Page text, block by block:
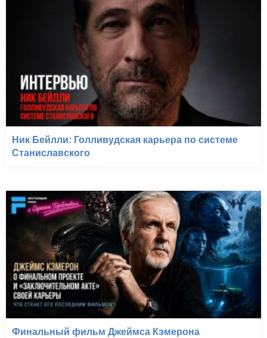
Ник Бейлли: Голливудская карьера по системе
Станиславского
Финальный фильм Джеймса Кэмерона